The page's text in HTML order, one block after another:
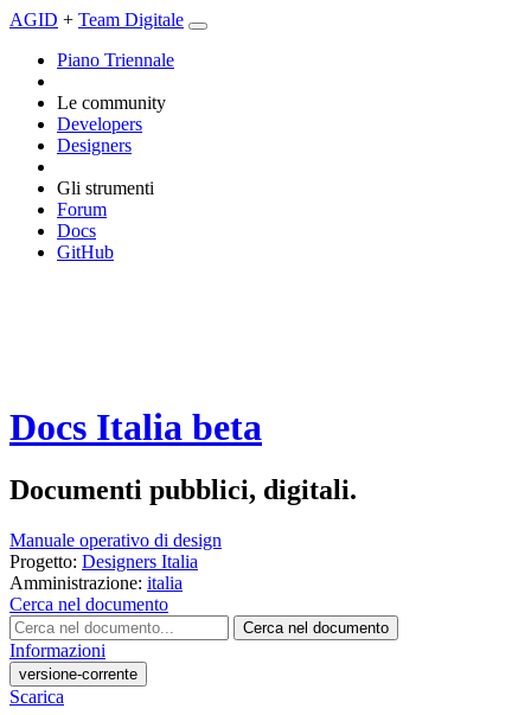
AGID + Team Digitale
Piano Triennale
Le community
Developers
Designers
Gli strumenti
Forum
Docs
GitHub
Docs Italia beta
Documenti pubblici, digitali.
Manuale operativo di design
Progetto: Designers Italia
Amministrazione: italia
Cerca nel documento
Cerca nel documento
Informazioni
versione-corrente
Scarica